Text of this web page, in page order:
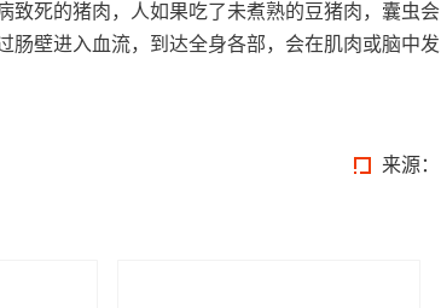
致死的猪肉，人如果吃了未煮熟的豆猪肉，囊虫会
肠壁进入血流，到达全身各部，会在肌肉或脑中发
来源：